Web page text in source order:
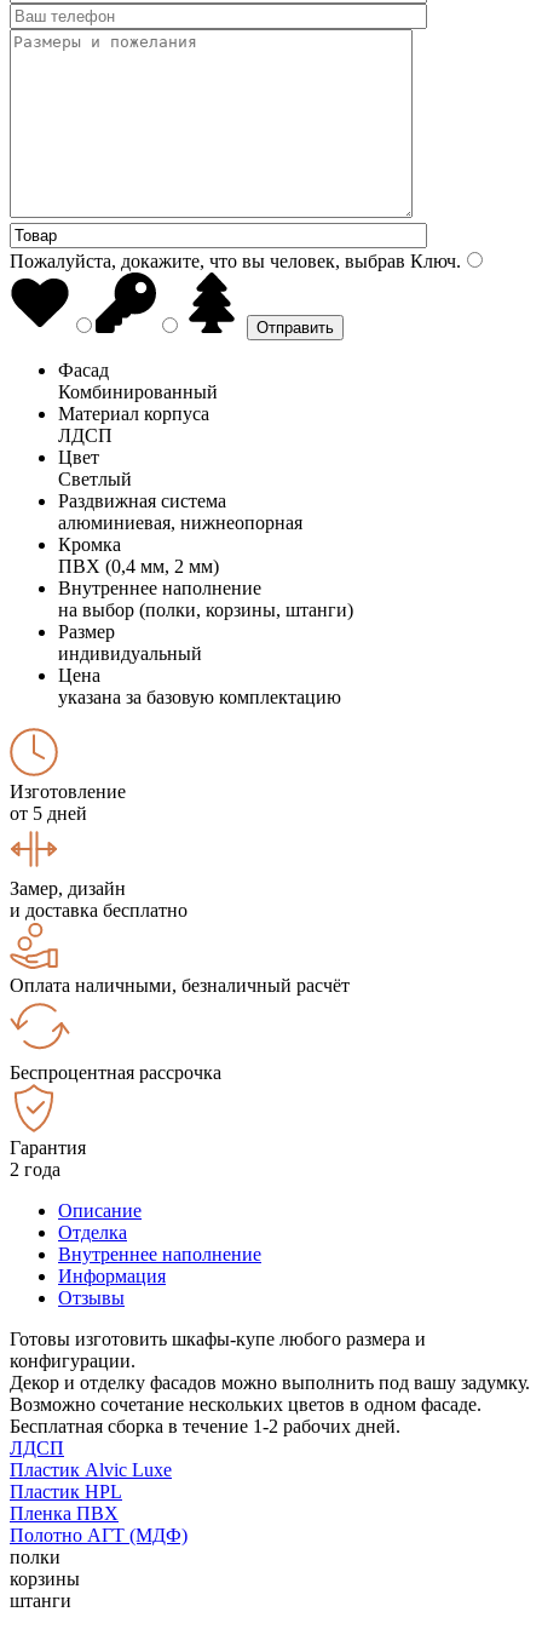
Пожалуйста, докажите, что вы человек, выбрав Ключ.
Фасад
Комбинированный
Материал корпуса
ЛДСП
Цвет
Светлый
Раздвижная система
алюминиевая, нижнеопорная
Кромка
ПВХ (0,4 мм, 2 мм)
Внутреннее наполнение
на выбор (полки, корзины, штанги)
Размер
индивидуальный
Цена
указана за базовую комплектацию
Изготовление
от 5 дней
Замер, дизайн
и доставка бесплатно
Оплата наличными, безналичный расчёт
Беспроцентная рассрочка
Гарантия
2 года
Описание
Отделка
Внутреннее наполнение
Информация
Отзывы
Готовы изготовить шкафы-купе любого размера и
конфигурации.
Декор и отделку фасадов можно выполнить под вашу задумку.
Возможно сочетание нескольких цветов в одном фасаде.
Бесплатная сборка в течение 1-2 рабочих дней.
ЛДСП
Пластик Alvic Luxe
Пластик HPL
Пленка ПВХ
Полотно АГТ (МДФ)
полки
корзины
штанги